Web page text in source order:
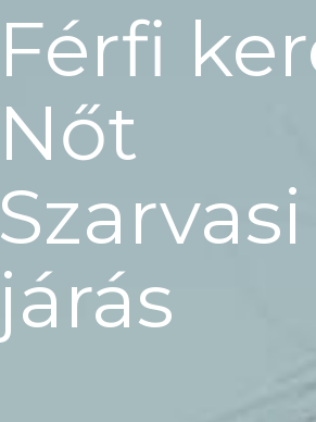
Férfi
Nőt
Szarvasi
járás